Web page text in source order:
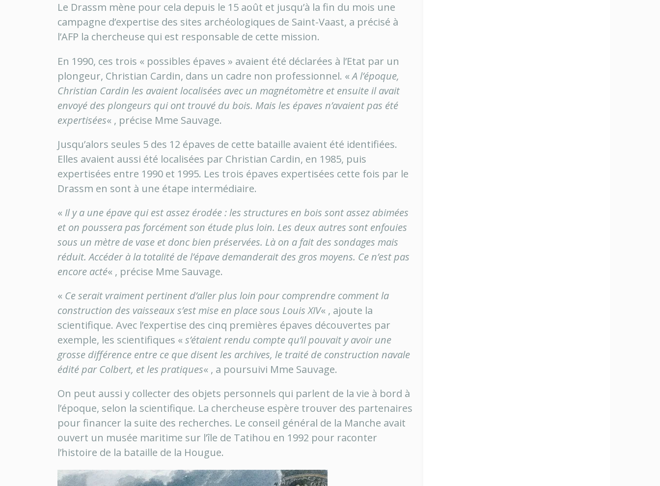
Le Drassm mène pour cela depuis le 15 août et jusqu’à la fin du mois une
campagne d’expertise des sites archéologiques de Saint-Vaast, a précisé à
l’AFP la chercheuse qui est responsable de cette mission.
En 1990, ces trois « possibles épaves » avaient été déclarées à l’Etat par un
plongeur, Christian Cardin, dans un cadre non professionnel. «A l’époque,
Christian Cardin les avaient localisées avec un magnétomètre et ensuite il avait
envoyé des plongeurs qui ont trouvé du bois. Mais les épaves n’avaient pas été
expertisées« , précise Mme Sauvage.
Jusqu’alors seules 5 des 12 épaves de cette bataille avaient été identifiées.
Elles avaient aussi été localisées par Christian Cardin, en 1985, puis
expertisées entre 1990 et 1995. Les trois épaves expertisées cette fois par le
Drassm en sont à une étape intermédiaire.
« Il y a une épave qui est assez érodée : les structures en bois sont assez abimées
et on poussera pas forcément son étude plus loin. Les deux autres sont enfouies
sous un mètre de vase et donc bien préservées. Là on a fait des sondages mais
réduit. Accéder à la totalité de l’épave demanderait des gros moyens. Ce n’est pas
encore acté« , précise Mme Sauvage.
« Ce serait vraiment pertinent d’aller plus loin pour comprendre comment la
construction des vaisseaux s’est mise en place sous Louis XIV« , ajoute la
scientifique. Avec l’expertise des cinq premières épaves découvertes par
exemple, les scientifiques «s’étaient rendu compte qu’il pouvait y avoir une
grosse différence entre ce que disent les archives, le traité de construction navale
édité par Colbert, et les pratiques« , a poursuivi Mme Sauvage.
On peut aussi y collecter des objets personnels qui parlent de la vie à bord à
l’époque, selon la scientifique. La chercheuse espère trouver des partenaires
pour financer la suite des recherches. Le conseil général de la Manche avait
ouvert un musée maritime sur l’île de Tatihou en 1992 pour raconter
l’histoire de la bataille de la Hougue.